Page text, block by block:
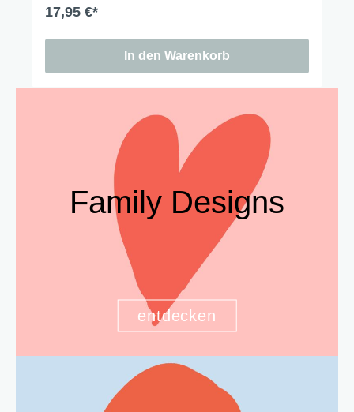
17,95 €*
In den Warenkorb
Family Designs
entdecken